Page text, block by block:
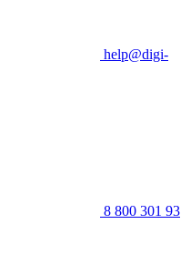
help@digi-
8 800 301 93